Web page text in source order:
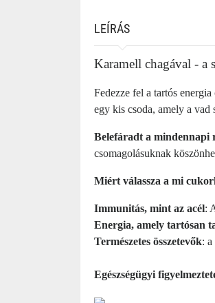
LEÍRÁS
Karamell chagával - a
Fedezze fel a tartós
egy kis csoda, amely a vad
Belefáradt a mindennapi
csomagolásuknak
Miért válassza a mi
Immunitás, mint az acél:
Energia, amely tartósan
Természetes összetevők:
Egészségügyi